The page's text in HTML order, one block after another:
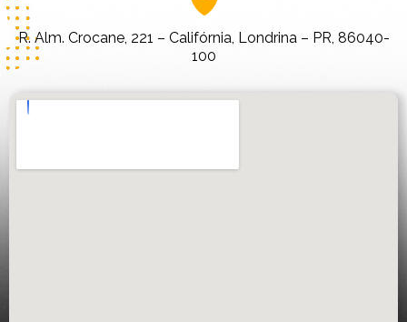
R. Alm. Crocane, 221 – Califórnia, Londrina – PR, 86040-
100